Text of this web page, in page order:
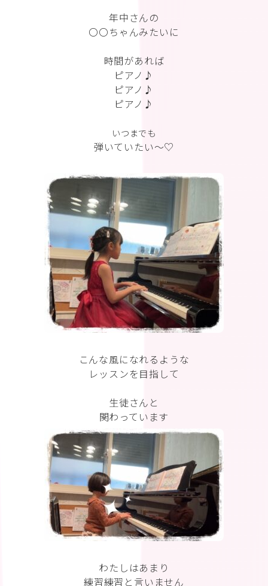
年中さんの
〇〇ちゃんみたいに
時間があれば
ピアノ♪
ピアノ♪
ピアノ♪
いつまでも
弾いていたい〜♡
こんな風になれるような
レッスンを目指して
生徒さんと
関わっています
わたしはあまり
練習練習と言いません